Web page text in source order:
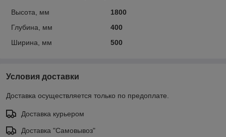
Высота, мм
1800
Глубина, мм
400
Ширина, мм
500
Условия доставки
Доставка осуществляется только по предоплате.
Доставка курьером
Доставка "Самовывоз"